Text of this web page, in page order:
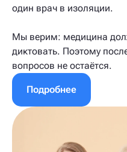
один врач в изоляции.
Мы верим: медицина
диктовать. Поэтому
вопросов не остаётся.
Подробнее